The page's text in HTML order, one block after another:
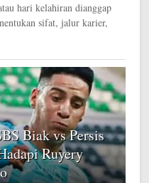
hari kelahiran dianggap
sifat, jalur karier,
Biak vs Persis
Ruyery